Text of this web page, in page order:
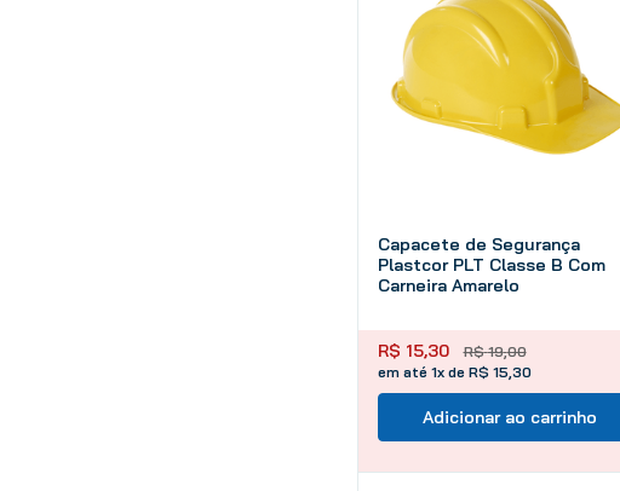
Capacete de Segurança
Plastcor PLT Classe B Com
Carneira Amarelo
R$ 19,00
R$ 15,30
em até 1x de R$ 15,30
Adicionar ao carrinho